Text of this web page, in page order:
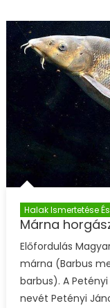
Halak Ismertetése
Márna
Előfordulás
márna (Barbus
barbus). A
nevét Petényi